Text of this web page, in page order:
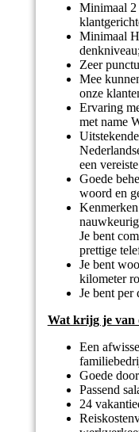
Minimaal 2
Minimaal
denkniveau;
Zeer
Mee
onze
Ervaring
met name
een
Goede
woord en
Je bent
prettige
Je bent
kilometer
Je bent per
Wat krijg je van
Een
Goede
Passend
24